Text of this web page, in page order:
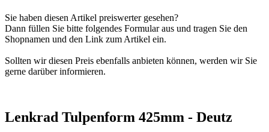
Sie haben diesen Artikel preiswerter gesehen?
Dann füllen Sie bitte folgendes Formular aus und tragen Sie den
Shopnamen und den Link zum Artikel ein.
Sollten wir diesen Preis ebenfalls anbieten können, werden wir Sie
gerne darüber informieren.
Lenkrad Tulpenform 425mm - Deutz